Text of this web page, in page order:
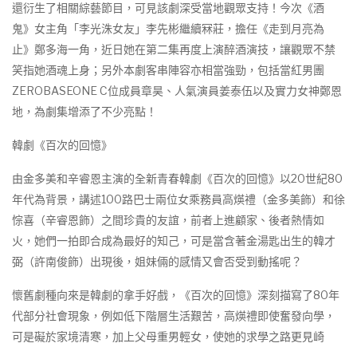
還衍生了相關綜藝節目，可見該劇深受當地觀眾支持！今次《酒
鬼》女主角「李光洙女友」李先彬繼續冧莊，擔任《走到月亮為
止》鄭多海一角，近日她在第二集再度上演醉酒演技，讓觀眾不禁
笑指她酒魂上身；另外本劇客串陣容亦相當強勁，包括當紅男團
ZEROBASEONE C位成員章昊、人氣演員姜泰伍以及實力女神鄭恩
地，為劇集增添了不少亮點！
韓劇《百次的回憶》
由金多美和辛睿恩主演的全新青春韓劇《百次的回憶》以20世紀80
年代為背景，講述100路巴士兩位女乘務員高煐禮（金多美飾）和徐
悰喜（辛睿恩飾）之間珍貴的友誼，前者上進顧家、後者熱情如
火，她們一拍即合成為最好的知己，可是當含著金湯匙出生的韓才
弼（許南俊飾）出現後，姐妹倆的感情又會否受到動搖呢？
懷舊劇種向來是韓劇的拿手好戲，《百次的回憶》深刻描寫了80年
代部分社會現象，例如低下階層生活艱苦，高煐禮即使奮發向學，
可是礙於家境清寒，加上父母重男輕女，使她的求學之路更見崎